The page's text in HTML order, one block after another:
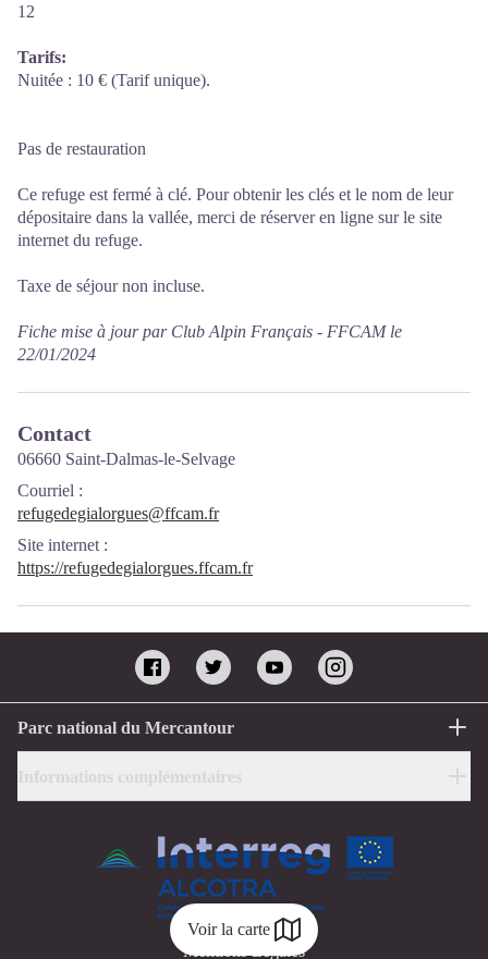
Voir la carte
12
Tarifs:
Nuitée : 10 € (Tarif unique).
Pas de restauration
Ce refuge est fermé à clé. Pour obtenir les clés et le nom de leur
dépositaire dans la vallée, merci de réserver en ligne sur le site
internet du refuge.
Taxe de séjour non incluse.
Fiche mise à jour par Club Alpin Français - FFCAM le
22/01/2024
Contact
06660 Saint-Dalmas-le-Selvage
Courriel :
refugedegialorgues@ffcam.fr
Site internet :
https://refugedegialorgues.ffcam.fr
Parc national du Mercantour
Informations complémentaires
Mentions Légales